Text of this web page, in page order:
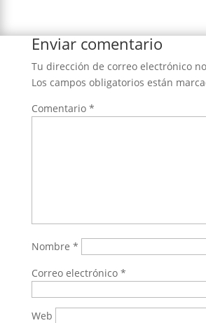
Enviar comentario
Tu dirección de correo electrónico
Los campos obligatorios están
Comentario *
Nombre *
Correo electrónico *
Web